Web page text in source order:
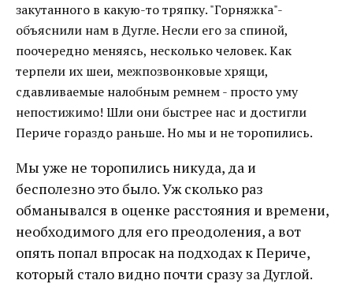
закутанного в какую-то тряпку. "Горняжка"-
объяснили нам в Дугле. Несли его за спиной,
поочередно меняясь, несколько человек. Как
терпели их шеи, межпозвонковые хрящи,
сдавливаемые налобным ремнем - просто уму
непостижимо! Шли они быстрее нас и достигли
Периче гораздо раньше. Но мы и не торопились.
Мы уже не торопились никуда, да и
бесполезно это было. Уж сколько раз
обманывался в оценке расстояния и времени,
необходимого для его преодоления, а вот
опять попал впросак на подходах к Периче,
который стало видно почти сразу за Дуглой.